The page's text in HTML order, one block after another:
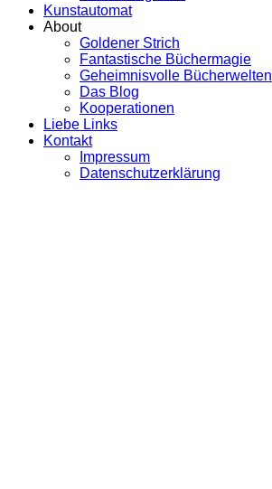
Kunstautomat
About
Goldener Strich
Fantastische Büchermagie
Geheimnisvolle Bücherwelten
Das Blog
Kooperationen
Liebe Links
Kontakt
Impressum
Datenschutzerklärung